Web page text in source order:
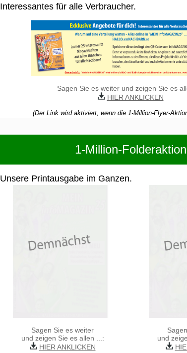
Interessantes für alle Verbraucher.
Sagen Sie es weiter und zeigen Sie es
HIER ANKLICKEN
(Der Link wird aktiviert, wenn die 1-Million-Flyer-
1-Million-Folderaktion
Unsere Printausgabe im Ganzen.
Sagen Sie es weiter
und zeigen Sie es allen ...:
HIER ANKLICKEN
und